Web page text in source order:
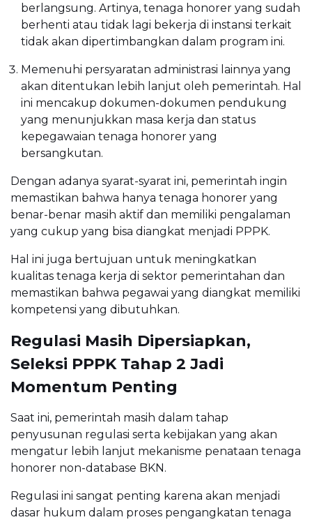
berlangsung. Artinya, tenaga honorer yang sudah
berhenti atau tidak lagi bekerja di instansi terkait
tidak akan dipertimbangkan dalam program ini.
Memenuhi persyaratan administrasi lainnya yang
akan ditentukan lebih lanjut oleh pemerintah. Hal
ini mencakup dokumen-dokumen pendukung
yang menunjukkan masa kerja dan status
kepegawaian tenaga honorer yang
bersangkutan.
Dengan adanya syarat-syarat ini, pemerintah ingin
memastikan bahwa hanya tenaga honorer yang
benar-benar masih aktif dan memiliki pengalaman
yang cukup yang bisa diangkat menjadi PPPK.
Hal ini juga bertujuan untuk meningkatkan
kualitas tenaga kerja di sektor pemerintahan dan
memastikan bahwa pegawai yang diangkat memiliki
kompetensi yang dibutuhkan.
Regulasi Masih Dipersiapkan,
Seleksi PPPK Tahap 2 Jadi
Momentum Penting
Saat ini, pemerintah masih dalam tahap
penyusunan regulasi serta kebijakan yang akan
mengatur lebih lanjut mekanisme penataan tenaga
honorer non-database BKN.
Regulasi ini sangat penting karena akan menjadi
dasar hukum dalam proses pengangkatan tenaga